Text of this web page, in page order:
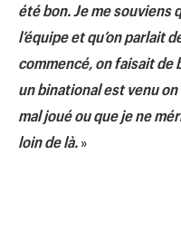
été bon. Je me souviens
l’équipe et qu’on parlait
commencé, on faisait de
un binational est venu on
mal joué ou que je ne
loin de là. »